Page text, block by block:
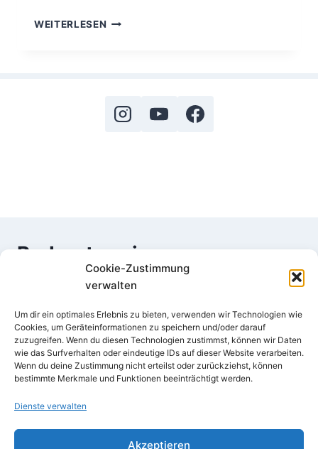
Cookie-Zustimmung
verwalten
Um dir ein optimales Erlebnis zu bieten, verwenden wir Technologien wie
Cookies, um Geräteinformationen zu speichern und/oder darauf
zuzugreifen. Wenn du diesen Technologien zustimmst, können wir Daten
wie das Surfverhalten oder eindeutige IDs auf dieser Website verarbeiten.
Wenn du deine Zustimmung nicht erteilst oder zurückziehst, können
bestimmte Merkmale und Funktionen beeinträchtigt werden.
Dienste verwalten
Akzeptieren
WEITERLESEN
Probentermine
Orchester: mittwochs 19:15 - 22:00 Uhr
Vokalensemble: donnerstags 19:45 - 22:00 Uhr